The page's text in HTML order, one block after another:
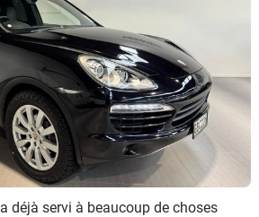
a déjà servi à beaucoup de choses